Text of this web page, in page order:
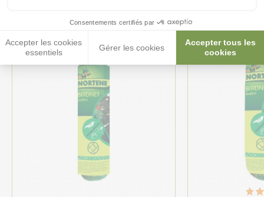
Consentements certifiés par
Accepter les cookies
essentiels
Gérer les cookies
Accepter tous les
cookies